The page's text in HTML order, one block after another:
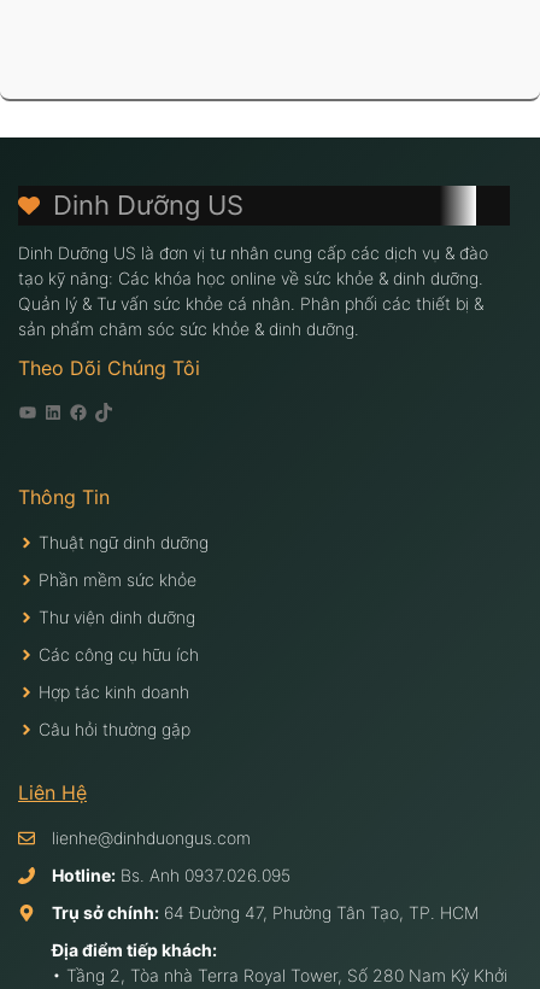
Dinh Dưỡng US
Dinh Dưỡng US là đơn vị tư nhân cung cấp các dịch vụ & đào
tạo kỹ năng: Các khóa học online về sức khỏe & dinh dưỡng.
Quản lý & Tư vấn sức khỏe cá nhân. Phân phối các thiết bị &
sản phẩm chăm sóc sức khỏe & dinh dưỡng.
Theo Dõi Chúng Tôi
Youtube
Linkedin
Facebook
Tiktok
Thông Tin
Thuật ngữ dinh dưỡng
Phần mềm sức khỏe
Thư viện dinh dưỡng
Các công cụ hữu ích
Hợp tác kinh doanh
Câu hỏi thường gặp
Liên Hệ
lienhe@dinhduongus.com
Hotline: Bs. Anh 0937.026.095
Trụ sở chính: 64 Đường 47, Phường Tân Tạo, TP. HCM
Địa điểm tiếp khách:
• Tầng 2, Tòa nhà Terra Royal Tower, Số 280 Nam Kỳ Khởi